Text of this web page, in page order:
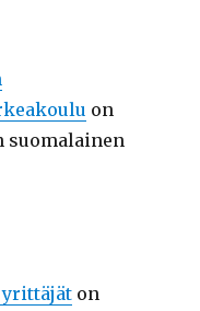
on
suomalainen
yrittäjät on